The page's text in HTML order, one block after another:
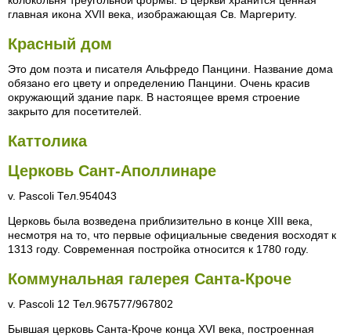
главная икона XVII века, изображающая Св. Маргериту.
Красный дом
Это дом поэта и писателя Альфредо Панцини. Название дома
обязано его цвету и определению Панцини. Очень красив
окружающий здание парк. В настоящее время строение
закрыто для посетителей.
Каттолика
Церковь Сант-Аполлинаре
v. Pascoli Тел.954043
Церковь была возведена приблизительно в конце XIII века,
несмотря на то, что первые официальные сведения восходят к
1313 году. Современная постройка относится к 1780 году.
Коммунальная галерея Санта-Кроче
v. Pascoli 12 Тел.967577/967802
Бывшая церковь Санта-Кроче конца XVI века, построенная